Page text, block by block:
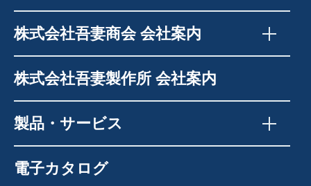
株式会社吾妻商会 会社案内
株式会社吾妻製作所 会社案内
製品・サービス
電子カタログ